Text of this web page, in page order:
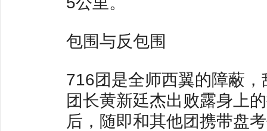
包围与反包围
716团是全师西翼的障蔽
团长黄新廷杰出败露身上
后，随即和其他团携带盘